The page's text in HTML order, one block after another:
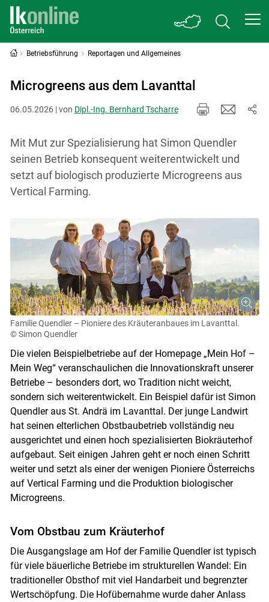
Betriebsführung Reportagen und Allgemeines
Microgreens aus dem Lavanttal
06.05.2026 | von Dipl.-Ing. Bernhard Tscharre
Mit Mut zur Spezialisierung hat Simon Quendler
seinen Betrieb konsequent weiterentwickelt und
setzt auf biologisch produzierte Microgreens aus
Vertical Farming.
Familie Quendler – Pioniere des Kräuteranbaues im Lavanttal.
© Simon Quendler
Die vielen Beispielbetriebe auf der Homepage „Mein Hof –
Mein Weg“ veranschaulichen die Innovationskraft unserer
Betriebe – besonders dort, wo Tradition nicht weicht,
sondern sich weiterentwickelt. Ein Beispiel dafür ist Simon
Quendler aus St. Andrä im Lavanttal. Der junge Landwirt
hat seinen elterlichen Obstbaubetrieb vollständig neu
ausgerichtet und einen hoch spezialisierten Biokräuterhof
aufgebaut. Seit einigen Jahren geht er noch einen Schritt
weiter und setzt als einer der wenigen Pioniere Österreichs
auf Vertical Farming und die Produktion biologischer
Microgreens.
Vom Obstbau zum Kräuterhof
Die Ausgangslage am Hof der Familie Quendler ist typisch
für viele bäuerliche Betriebe im strukturellen Wandel: Ein
traditioneller Obsthof mit viel Handarbeit und begrenzter
Wertschöpfung. Die Hofübernahme wurde daher Anlass